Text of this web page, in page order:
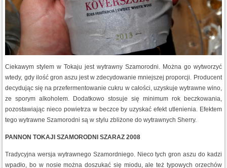
Ciekawym stylem w Tokaju jest wytrawny Szamorodni. Można go wytworzyć
wtedy, gdy ilość gron aszu jest w zdecydowanie mniejszej proporcji. Producent
decydując się na przefermentowanie cukru w całości, uzyskuje wytrawne wino,
ze sporym alkoholem. Dodatkowo stosuje się minimum rok beczkowania,
pozostawiając nieco powietrza w beczce by uzyskać efekt utlenienia. Efektem
tego wytrawne Szamorodni są w stylu zbliżone do wytrawnych Sherry.
PANNON TOKAJI SZAMORODNI SZARAZ 2008
Tradycyjna wersja wytrawnego Szamordniego. Nieco tych gron aszu do kadzi
wpadło, bo w nosie można doszukać się miodu, ale też typowych orzechów